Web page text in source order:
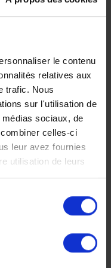
le contenu
relatives aux
trafic. Nous
sur l'utilisation de
sociaux, de
celles-ci
leur avez fournies
utilisation de leurs
de vos